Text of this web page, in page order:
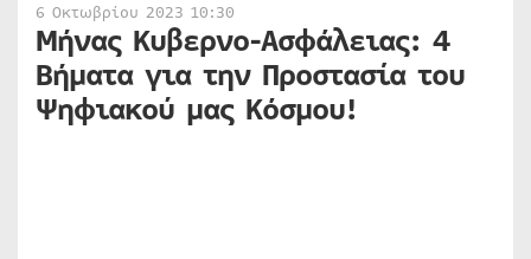
6 Οκτωβρίου 2023 10:30
Μήνας Κυβερνο-Ασφάλειας: 4
Βήματα για την Προστασία του
Ψηφιακού μας Κόσμου!